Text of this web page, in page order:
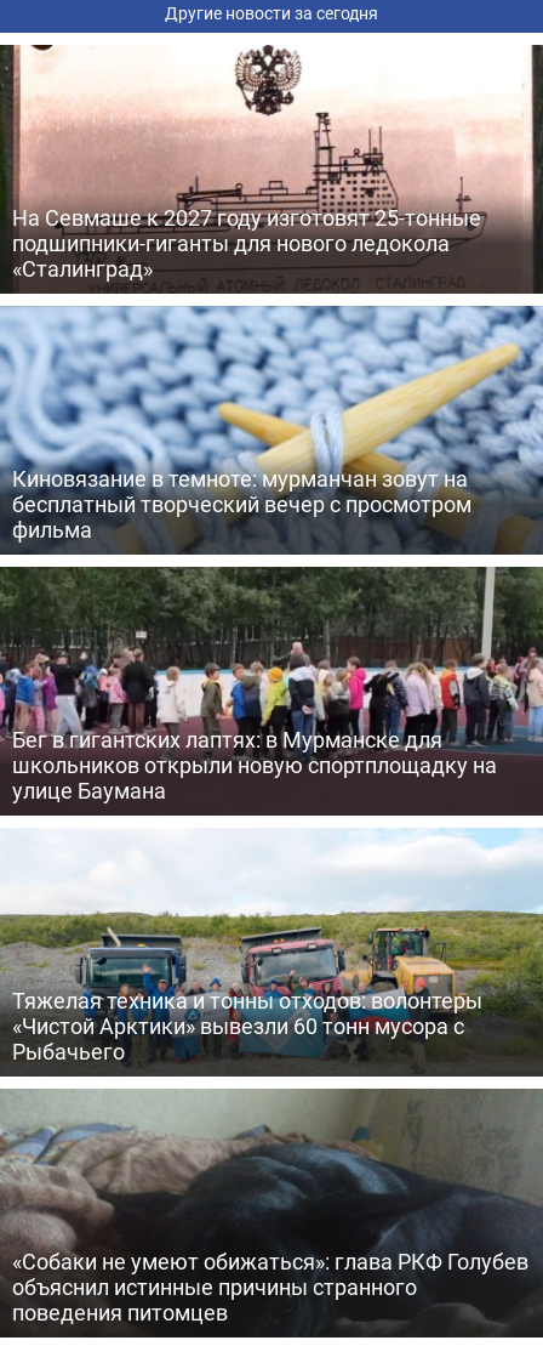
Другие новости за сегодня
На Севмаше к 2027 году изготовят 25-тонные
подшипники-гиганты для нового ледокола
«Сталинград»
Киновязание в темноте: мурманчан зовут на
бесплатный творческий вечер с просмотром
фильма
Бег в гигантских лаптях: в Мурманске для
школьников открыли новую спортплощадку на
улице Баумана
Тяжелая техника и тонны отходов: волонтеры
«Чистой Арктики» вывезли 60 тонн мусора с
Рыбачьего
«Собаки не умеют обижаться»: глава РКФ Голубев
объяснил истинные причины странного
поведения питомцев